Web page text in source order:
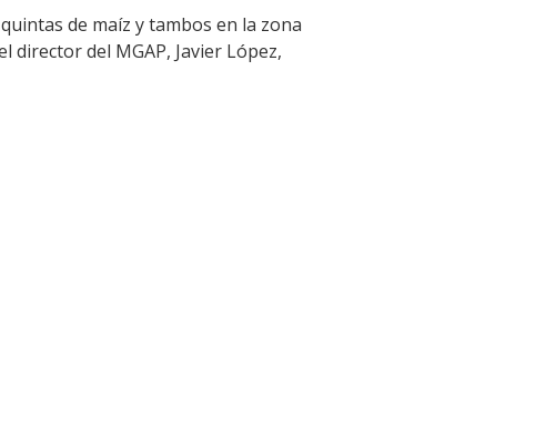
de maíz y tambos en la zona
director del MGAP, Javier López,